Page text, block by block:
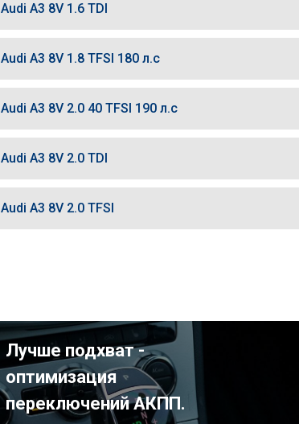
Audi A3 8V 1.6 TDI
Audi A3 8V 1.8 TFSI 180 л.с
Audi A3 8V 2.0 40 TFSI 190 л.с
Audi A3 8V 2.0 TDI
Audi A3 8V 2.0 TFSI
Лучше подхват -
оптимизация
переключений АКПП.